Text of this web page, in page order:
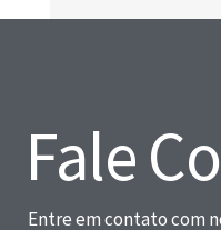
Fale
Entre em contato com